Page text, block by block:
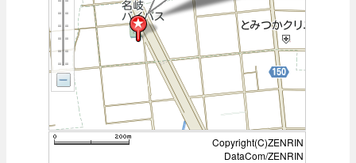
Copyright(C)ZENRIN
DataCom/ZENRIN